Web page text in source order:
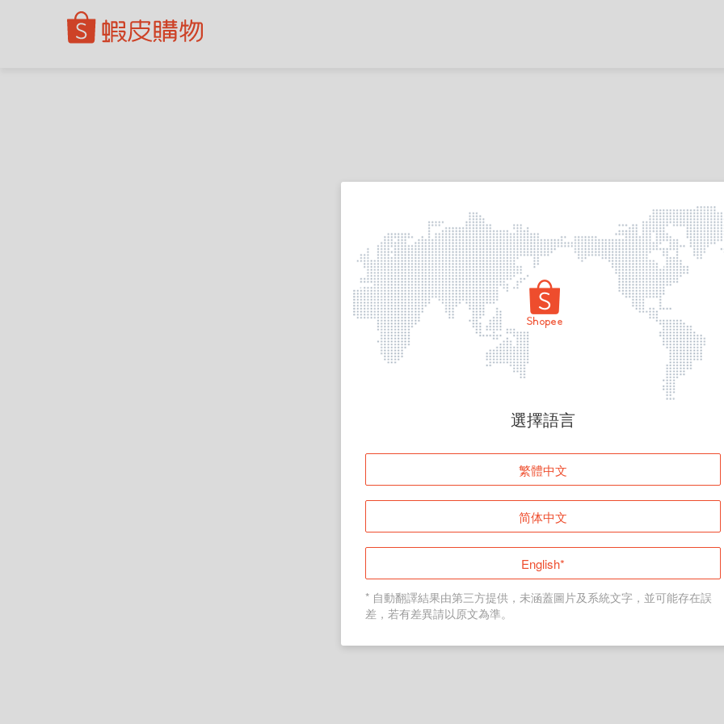
頁面無法顯示
登入
返回首頁
選擇語言
繁體中文
简体中文
English*
* 自動翻譯結果由第三方提供，未涵蓋圖片及系統文字，並可能存在誤
差，若有差異請以原文為準。